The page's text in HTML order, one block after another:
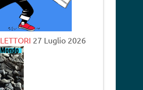
27 Luglio 2026